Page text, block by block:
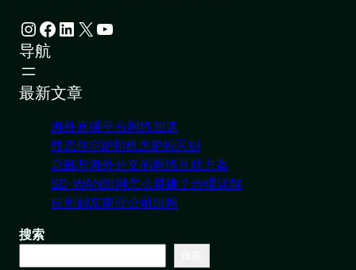
Instagram Facebook LinkedIn X YouTube
导航
最新文章
海外直播平台网络加速
静态住宅IP和机房IP的区别
总部与海外分支的网络互联方案
SD-WAN组网怎么搭建？步骤详解
杭州到东南亚公司组网
搜索